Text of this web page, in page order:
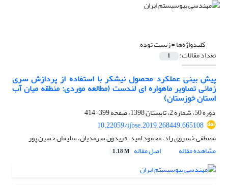
کلیدواژه‌ها =زیست توده
تعداد مقالات: 1
پیش بینی عملکرد محصول نیشکر با استفاده از پردازش سری
زمانی تصاویر ماهواره ای لندست (مطالعه موردی: منطقه میان آب
استان خوزستان)
دوره 50، شماره 2، تابستان 1398، صفحه
399-414
10.22059/ijbse.2019.268449.665108
مصطفی خسروی راد، محمود امید، فریدون سرمدیان، سلیمان حسین پور
مشاهده مقاله
اصل مقاله 1.18 M